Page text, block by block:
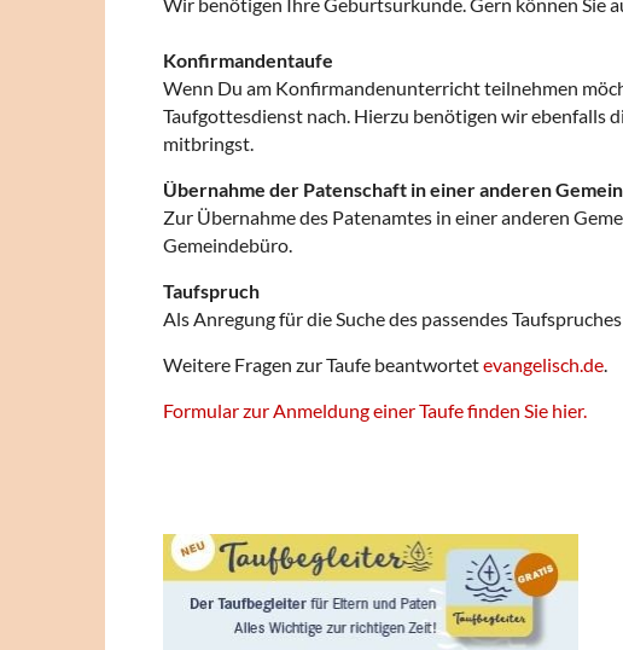
Konfirmandentaufe
Wenn Du am Konfirmandenunterricht teilnehmen
Taufgottesdienst nach. Hierzu benötigen wir ebenfalls
mitbringst.
Übernahme der Patenschaft in einer anderen
Zur Übernahme des Patenamtes in einer anderen
Gemeindebüro.
Taufspruch
Als Anregung für die Suche des passendes
Weitere Fragen zur Taufe beantwortetevangelisch.de.
Formular zur Anmeldung einer Taufe finden Sie hier.